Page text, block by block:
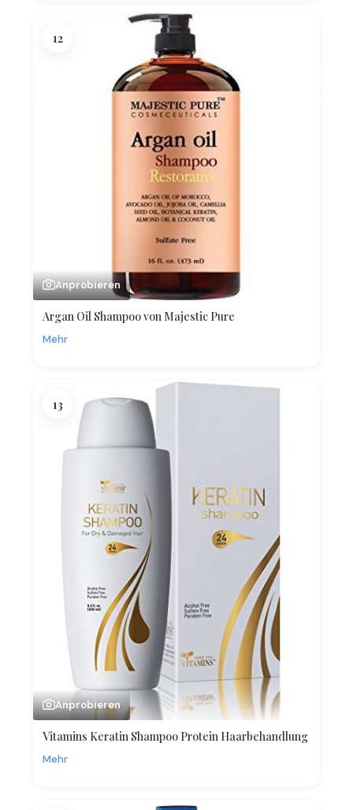
12
Anprobieren
Argan Oil Shampoo von Majestic Pure
Mehr
13
Anprobieren
Vitamins Keratin Shampoo Protein Haarbehandlung
Mehr